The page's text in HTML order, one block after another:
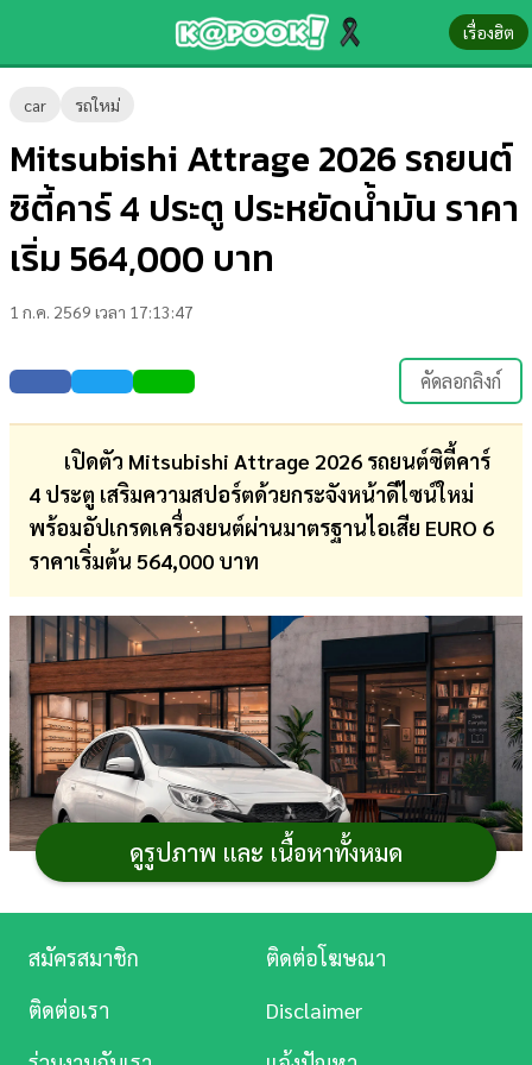
เรื่องฮิต
car รถใหม่
Mitsubishi Attrage 2026 รถยนต์
ซิตี้คาร์ 4 ประตู ประหยัดน้ำมัน ราคา
เริ่ม 564,000 บาท
1 ก.ค. 2569 เวลา 17:13:47
คัดลอกลิงก์
เปิดตัว Mitsubishi Attrage 2026 รถยนต์ซิตี้คาร์
4 ประตู เสริมความสปอร์ตด้วยกระจังหน้าดีไซน์ใหม่
พร้อมอัปเกรดเครื่องยนต์ผ่านมาตรฐานไอเสีย EURO 6
ราคาเริ่มต้น 564,000 บาท
รถยนต์ประหยัดพลังงานด้วยการเปิดตัวMitsubishi
Attrage 2026 รถยนต์ ซิตี้คาร์ 4 ประตู โดยมีการปรับเปลี่ยน
ดูรูปภาพ และ เนื้อหาทั้งหมด
ข่าว-
ความ
รู้
บันเทิง
ตรวจ
หวย
บอล
สด
การ
การ
ศึกษา
บันเทิง
ดู
หนัง
สมัครสมาชิก
ติดต่อโฆษณา
ติดต่อเรา
Disclaimer